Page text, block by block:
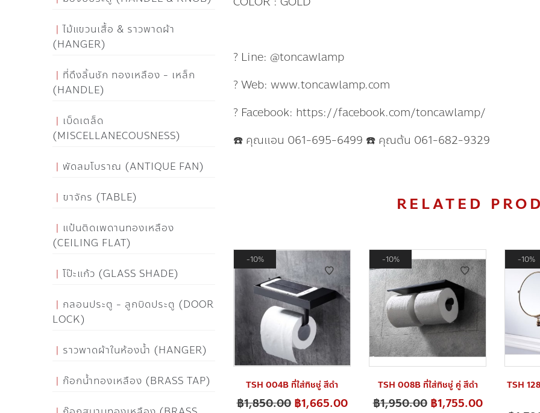
? Line: @toncawlamp
? Web: www.toncawlamp.com
? Facebook: https://facebook.com/toncawlamp/
☎️ คุณแอน 061-695-6499 ☎️ คุณต้น 061-682-9329
RELATED
10%
TSH 004B ที่ใส่ทิชชู่ สีดำ
฿1,850.00 ฿1,665.00
10%
TSH 008B ที่ใส่ทิชชู่ คู่ สีดำ
฿1,950.00 ฿1,755.00
10%
TSH
ไม้แขวนเสื้อ & ราวพาดผ้า
(HANGER)
ที่ดึงลิ้นชัก ทองเหลือง - เหล็ก
(HANDLE)
เบ็ดเตล็ด
(MISCELLANECOUSNESS)
พัดลมโบราณ (ANTIQUE FAN)
ขาจักร (TABLE)
แป้นติดเพดานทองเหลือง
(CEILING FLAT)
โป๊ะแก้ว (GLASS SHADE)
กลอนประตู - ลูกบิดประตู (DOOR
LOCK)
ราวพาดผ้าในห้องน้ำ (HANGER)
ก๊อกน้ำทองเหลือง (BRASS TAP)